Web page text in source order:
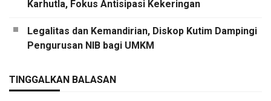
Karhutla, Fokus Antisipasi Kekeringan
Legalitas dan Kemandirian, Diskop Kutim Dampingi
Pengurusan NIB bagi UMKM
TINGGALKAN BALASAN